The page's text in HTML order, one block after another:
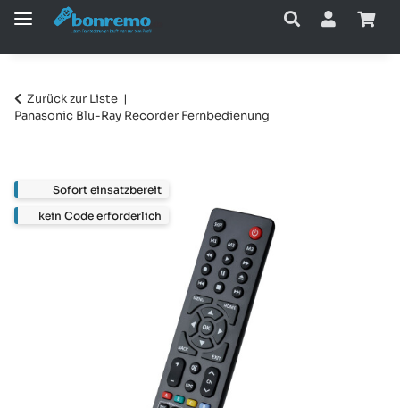
Zurück zur Liste
Panasonic Blu-Ray Recorder Fernbedienung